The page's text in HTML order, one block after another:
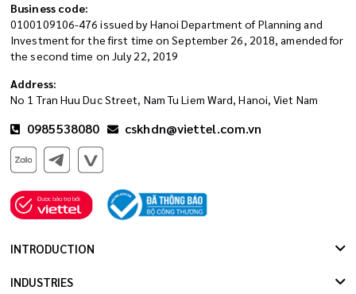
Business code:
0100109106-476 issued by Hanoi Department of Planning and
Investment for the first time on September 26, 2018, amended for
the second time on July 22, 2019
Address:
No 1 Tran Huu Duc Street, Nam Tu Liem Ward, Hanoi, Viet Nam
0985538080 cskhdn@viettel.com.vn
INTRODUCTION
INDUSTRIES